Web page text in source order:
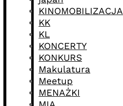
KINOMOBILIZACJA
KK
KL
KONCERTY
KONKURS
Makulatura
Meetup
MENAŻKI